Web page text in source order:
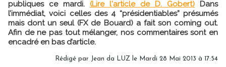
publiques ce mardi. (Lire l'article de D. Gobert) Dans
l’immédiat, voici celles des 4 “présidentiables” présumés
mais dont un seul (FX de Bouard) a fait son coming out.
Afin de ne pas tout mélanger, nos commentaires sont en
encadré en bas d’article.
Rédigé par Jean da LUZ le Mardi 28 Mai 2013 à 17:54